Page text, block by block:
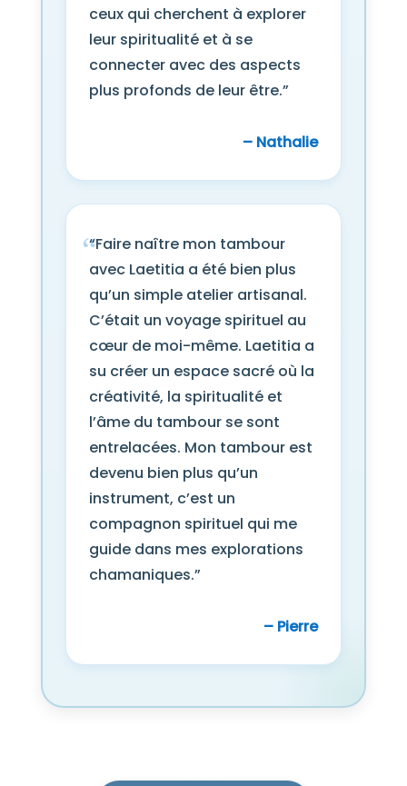
ceux qui cherchent à explorer
leur spiritualité et à se
connecter avec des aspects
plus profonds de leur être.”
– Nathalie
“Faire naître mon tambour
avec Laetitia a été bien plus
qu’un simple atelier artisanal.
C’était un voyage spirituel au
cœur de moi-même. Laetitia a
su créer un espace sacré où la
créativité, la spiritualité et
l’âme du tambour se sont
entrelacées. Mon tambour est
devenu bien plus qu’un
instrument, c’est un
compagnon spirituel qui me
guide dans mes explorations
chamaniques.”
– Pierre